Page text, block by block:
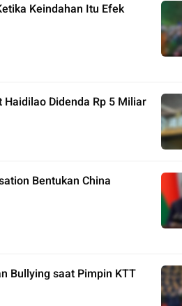
Keindahan Itu Efek
Didenda Rp 5 Miliar
Bentukan China
Bullying saat Pimpin KTT